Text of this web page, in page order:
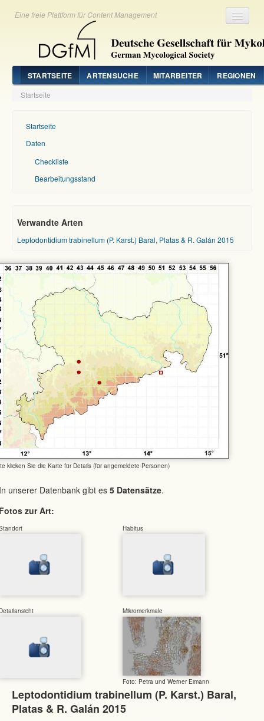
Eine freie Plattform für Content Management
STARTSEITE ARTENSUCHE MITARBEITER REGIONEN
Startseite
Startseite
Daten
Checkliste
Bearbeitungsstand
Verwandte Arten
Leptodontidium trabinellum (P. Karst.) Baral, Platas & R. Galán 2015
klicken Sie die Karte für Details (für angemeldete Personen)
unserer Datenbank gibt es 5 Datensätze.
zur Art:
Habitus
Mikromerkmale
Foto: Petra und Werner Eimann
Leptodontidium trabinellum (P. Karst.) Baral,
Platas & R. Galán 2015